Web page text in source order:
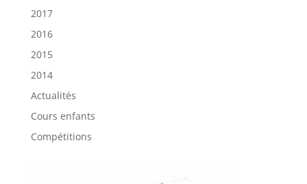
2017
2016
2015
2014
Actualités
Cours enfants
Compétitions